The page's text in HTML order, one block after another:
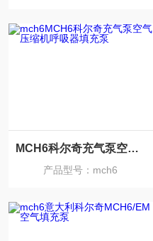
MCH6科尔奇充气泵空气压缩机呼吸器填充泵
产品型号：mch6